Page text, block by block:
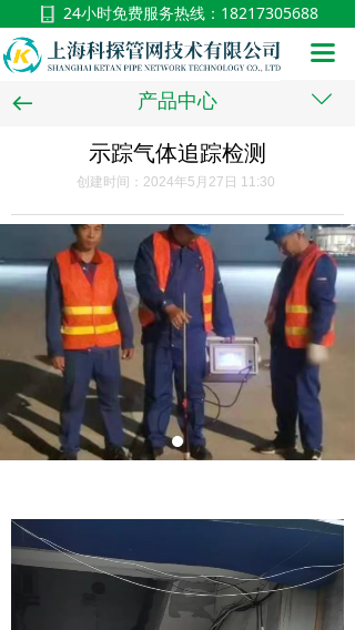
24小时免费服务热线： 18217305688
끀
首页
关于我们
新闻中心
施工视频
在线留言
联系我们
示踪气体追踪检测
创建时间： 2024年5月27日 11:30
产品中心
뀷 ꄳ